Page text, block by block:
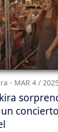
- MAR 4 /